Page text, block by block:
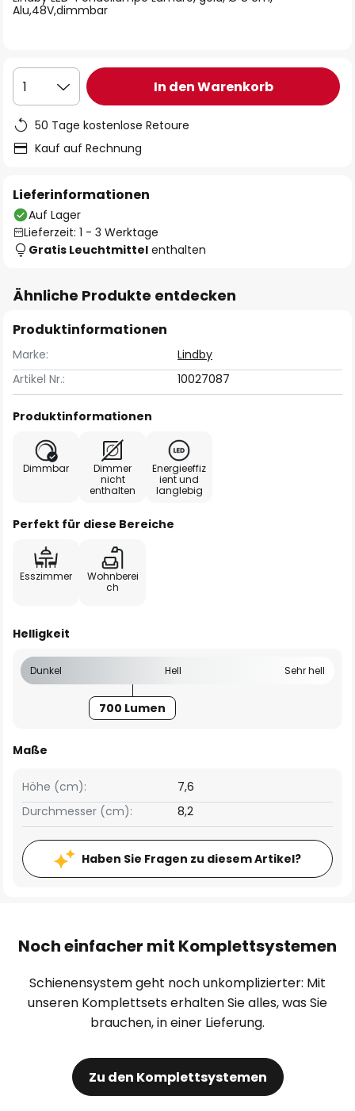
Alu,48V,dimmbar
1 In den Warenkorb
50 Tage kostenlose Retoure
Kauf auf Rechnung
Lieferinformationen
Auf Lager
Lieferzeit: 1 - 3 Werktage
Gratis Leuchtmittel enthalten
Noch einfacher mit Komplettsystemen
Schienensystem geht noch unkomplizierter: Mit
unseren Komplettsets erhalten Sie alles, was Sie
brauchen, in einer Lieferung.
Zu den Komplettsystemen
Ähnliche Produkte entdecken
Produktinformationen
Marke:
Lindby
Artikel Nr.:
10027087
Produktinformationen
Dimmbar
Dimmer
nicht
enthalten
Energieeffiz
ient und
langlebig
Perfekt für diese Bereiche
Esszimmer
Wohnberei
ch
Helligkeit
Dunkel Hell Sehr hell
700 Lumen
Maße
Höhe (cm):
7,6
Durchmesser (cm):
8,2
Haben Sie Fragen zu diesem Artikel?